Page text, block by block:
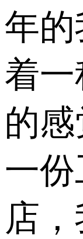
年
着一
的
一
店